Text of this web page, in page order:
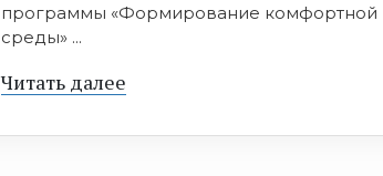
программы «Формирование комфортной
среды» ...
Читать далее